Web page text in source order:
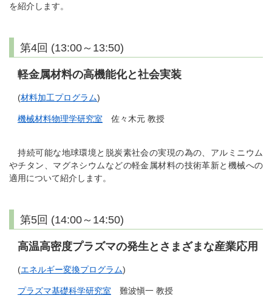
を紹介します。
第4回 (13:00～13:50)
軽金属材料の高機能化と社会実装
(材料加工プログラム)
機械材料物理学研究室 佐々木元 教授
持続可能な地球環境と脱炭素社会の実現の為の、アルミニウム
やチタン、マグネシウムなどの軽金属材料の技術革新と機械への
適用について紹介します。
第5回 (14:00～14:50)
高温高密度プラズマの発生とさまざまな産業応用
(エネルギー変換プログラム)
プラズマ基礎科学研究室 難波愼一 教授